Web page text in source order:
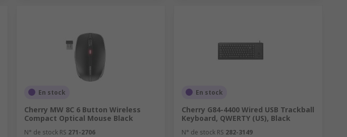
En stock
Cherry MW 8C 6 Button Wireless
Compact Optical Mouse Black
N° de stock RS 271-2706
En stock
Cherry G84-4400 Wired USB Trackball
Keyboard, QWERTY (US), Black
N° de stock RS 282-3149